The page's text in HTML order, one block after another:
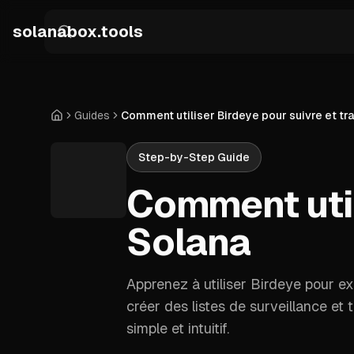
solanabox.tools
AccueilGuides Comment utiliser Birdeye pour suivre et
Step-by-Step Guide
Comment
Solana
Apprenez à utiliser Birdeye pour
créer des listes de surveillance
simple et intuitif.